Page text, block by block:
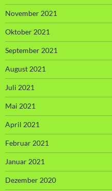
November 2021
Oktober 2021
September 2021
August 2021
Juli 2021
Mai 2021
April 2021
Februar 2021
Januar 2021
Dezember 2020